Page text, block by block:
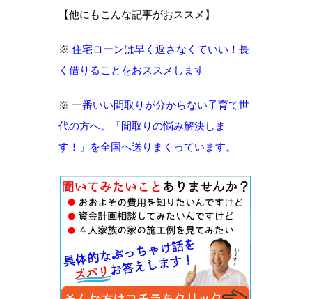
【他にもこんな記事がおススメ】
※ 住宅ローンは早く返さなくていい！長
く借りることをおススメします
※ 一番いい間取りが分からない子育て世
代の方へ。「間取りの悩み解決しま
す！」を全国へ送りまくっています。